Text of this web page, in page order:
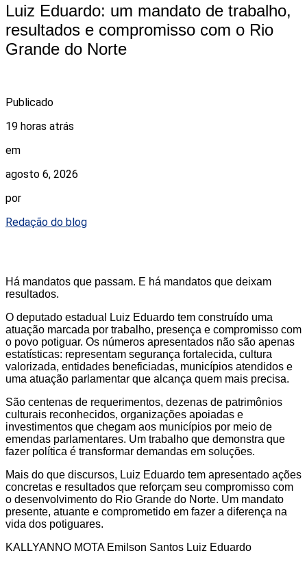
Luiz Eduardo: um mandato de trabalho,
resultados e compromisso com o Rio
Grande do Norte
Publicado
19 horas atrás
em
agosto 6, 2026
por
Redação do blog
Há mandatos que passam. E há mandatos que deixam
resultados.
O deputado estadual Luiz Eduardo tem construído uma
atuação marcada por trabalho, presença e compromisso com
o povo potiguar. Os números apresentados não são apenas
estatísticas: representam segurança fortalecida, cultura
valorizada, entidades beneficiadas, municípios atendidos e
uma atuação parlamentar que alcança quem mais precisa.
São centenas de requerimentos, dezenas de patrimônios
culturais reconhecidos, organizações apoiadas e
investimentos que chegam aos municípios por meio de
emendas parlamentares. Um trabalho que demonstra que
fazer política é transformar demandas em soluções.
Mais do que discursos, Luiz Eduardo tem apresentado ações
concretas e resultados que reforçam seu compromisso com
o desenvolvimento do Rio Grande do Norte. Um mandato
presente, atuante e comprometido em fazer a diferença na
vida dos potiguares.
KALLYANNO MOTA Emilson Santos Luiz Eduardo